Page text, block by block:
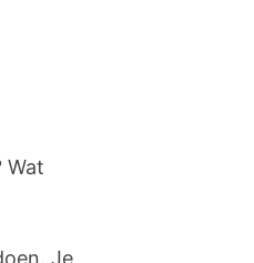
Wat
Je